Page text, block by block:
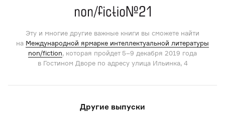
Эту и многие другие важные книги вы сможете найти
на Международной ярмарке интеллектуальной литературы
non/fiction, которая пройдет 5–9 декабря 2019 года
в Гостином Дворе по адресу улица Ильинка, 4
Другие выпуски